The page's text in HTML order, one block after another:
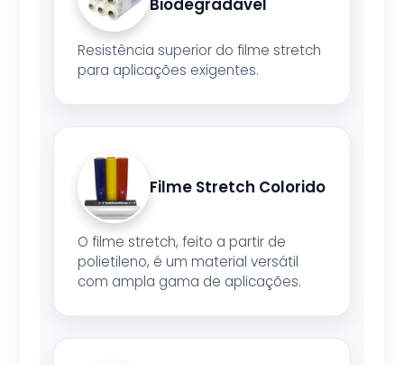
Biodegradável
Resistência superior do filme stretch
para aplicações exigentes.
Filme Stretch Colorido
O filme stretch, feito a partir de
polietileno, é um material versátil
com ampla gama de aplicações.